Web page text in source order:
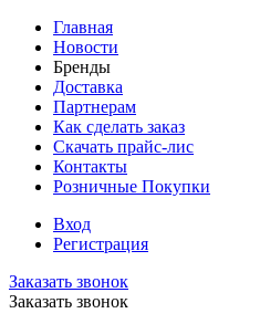
Главная
Новости
Бренды
Доставка
Партнерам
Как сделать заказ
Скачать прайс-лис
Контакты
Розничные Покупки
Вход
Регистрация
Заказать звонок
Заказать звонок